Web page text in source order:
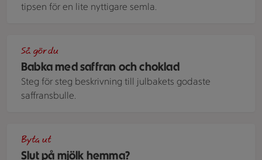
tipsen för en lite nyttigare semla.
Babka med saffran och choklad
Så gör du
Steg för steg beskrivning till julbakets godaste
saffransbulle.
Slut på mjölk hemma?
Byta ut